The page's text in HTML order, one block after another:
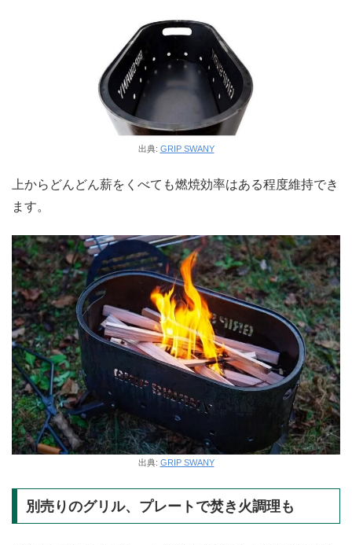
出典: GRIP SWANY
上からどんどん薪をくべても燃焼効率はある程度維持でき
ます。
出典: GRIP SWANY
別売りのグリル、プレートで焚き火調理も